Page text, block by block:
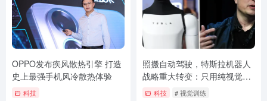
OPPO发布疾风散热引擎 打造
史上最强手机风冷散热体验
科技
照搬自动驾驶，特斯拉机器人
战略重大转变：只用纯视觉训
练 科技 # 视觉训练